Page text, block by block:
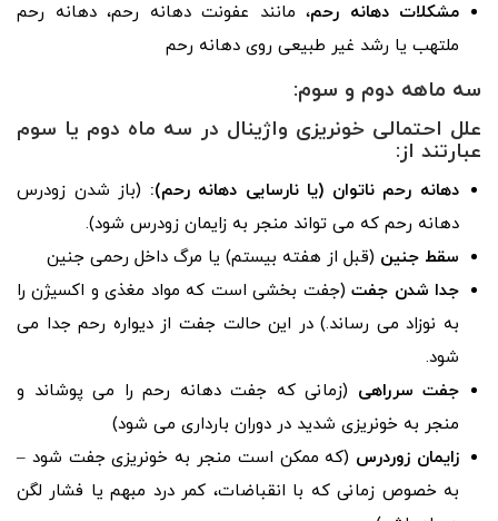
مشکلات دهانه رحم، مانند عفونت دهانه رحم، دهانه رحم
ملتهب یا رشد غیر طبیعی روی دهانه رحم
سه ماهه دوم و سوم:
علل احتمالی خونریزی واژینال در سه ماه دوم یا سوم
عبارتند از:
دهانه رحم ناتوان (یا نارسایی دهانه رحم): (باز شدن زودرس
دهانه رحم که می تواند منجر به زایمان زودرس شود).
سقط جنین (قبل از هفته بیستم) یا مرگ داخل رحمی جنین
جدا شدن جفت(جفت بخشی است که مواد مغذی و اکسیژن را
به نوزاد می رساند.) در این حالت جفت از دیواره رحم جدا می
شود.
جفت سرراهی (زمانی که جفت دهانه رحم را می پوشاند و
منجر به خونریزی شدید در دوران بارداری می شود)
زایمان زوردرس (که ممکن است منجر به خونریزی جفت شود –
به خصوص زمانی که با انقباضات، کمر درد مبهم یا فشار لگن